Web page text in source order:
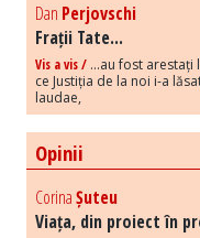
Dan Perjovschi
Frații Tate...
Vis a vis / ...au fost arestați
ce Justiția de la noi i-a
laudae,
Opinii
CorinaȘuteu
Viața, din proiect în